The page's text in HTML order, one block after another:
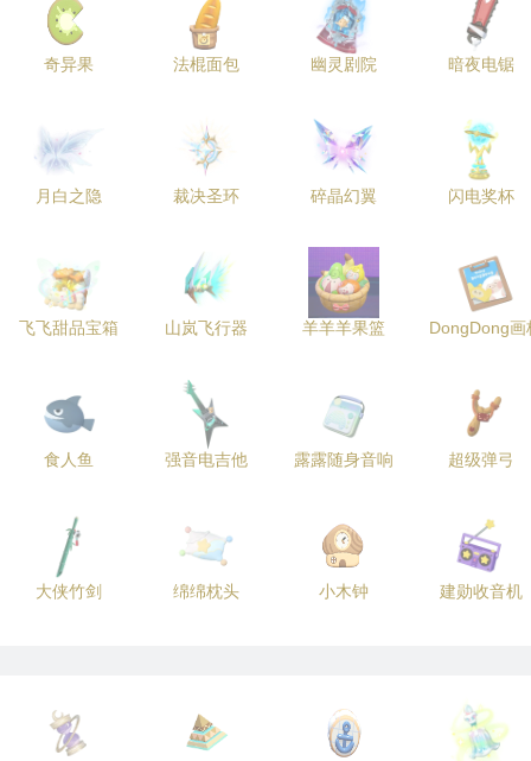
奇异果 法棍面包 幽灵剧院 暗夜电锯
月白之隐 裁决圣环 碎晶幻翼 闪电奖杯
飞飞甜品宝箱 山岚飞行器 羊羊羊果篮 DongDong画
食人鱼 强音电吉他 露露随身音响 超级弹弓
大侠竹剑 绵绵枕头 小木钟 建勋收音机